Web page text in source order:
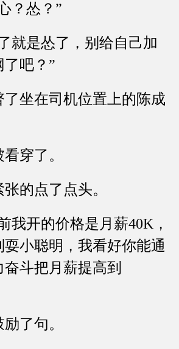
怂？”
是怂了，别给自己加
吧？”
坐在司机位置上的陈成
穿了。
点了点头。
开的价格是月薪40K，
小聪明，我看好你能通
斗把月薪提高到
了句。